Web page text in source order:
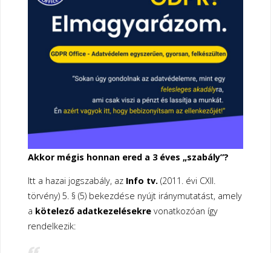
Akkor mégis honnan ered a 3 éves „szabály”?
Itt a hazai jogszabály, az Info tv.(2011. évi CXII.
törvény) 5. § (5) bekezdése nyújt iránymutatást, amely
a kötelező adatkezelésekrevonatkozóan így
rendelkezik: